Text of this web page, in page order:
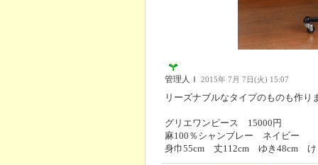
管理人Ｉ 2015年 7月 7日(火) 15:07
リーズナブルなタイプのものも作り
グリエワンピース 15000円
麻100％シャンブレー ネイビー
身巾55cm 丈112cm ゆき48cm け